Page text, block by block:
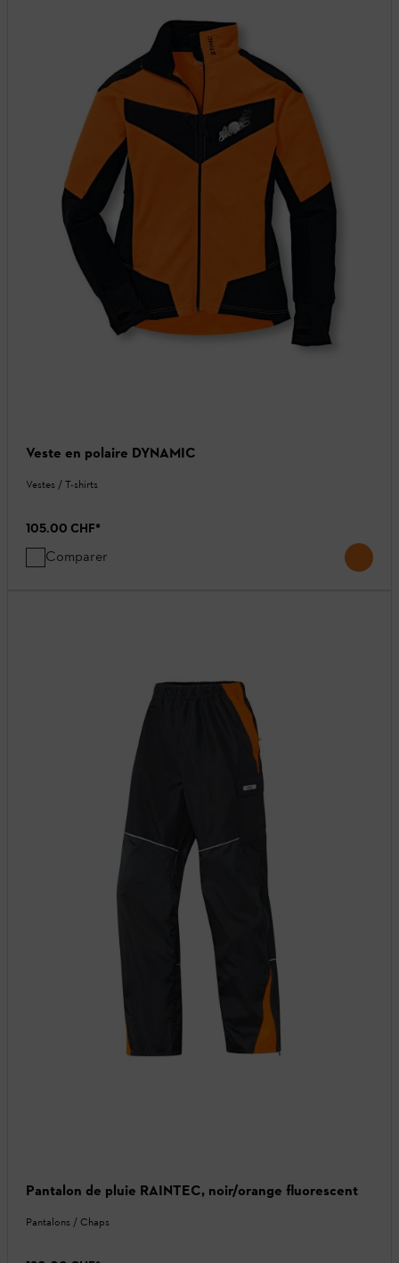
Veste en polaire DYNAMIC
Vestes / T-shirts
105.00 CHF*
Comparer
Pantalon de pluie RAINTEC, noir/orange fluorescent
Pantalons / Chaps